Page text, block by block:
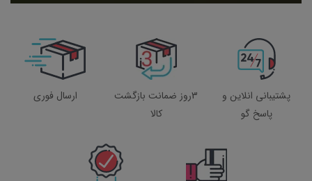
پشتیبانی انلاین و
پاسخ گو
3روز ضمانت بازگشت
کالا
ارسال فوری